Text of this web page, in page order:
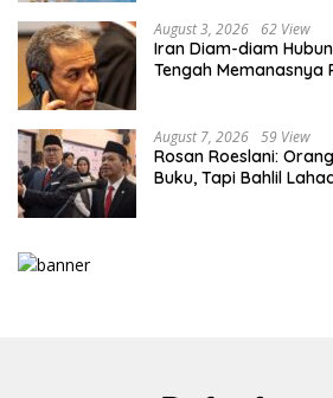
August 3, 2026 62 View
Iran Diam-diam
Tengah Memanasnya
August 7, 2026 59 View
Rosan Roeslani:
Buku, Tapi Bahlil